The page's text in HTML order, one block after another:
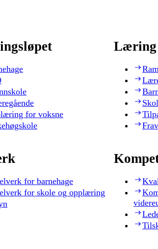
for voksne
Læring
for barnehage
for skole og opplæring